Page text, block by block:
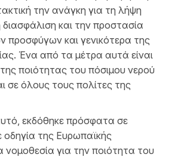
την ανάγκη για τη λήψη
και την προστασία
προσφύγων και γενικότερα της
Ένα από τα μέτρα αυτά είναι
ποιότητας του πόσιμου νερού
σε όλους τους πολίτες της
εκδόθηκε πρόσφατα σε
οδηγία της Ευρωπαϊκής
νομοθεσία για την ποιότητα του